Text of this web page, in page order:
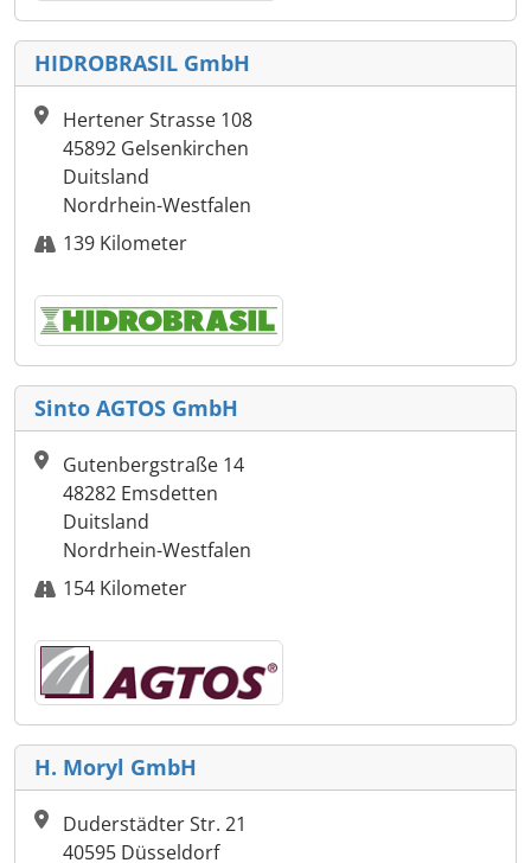
HIDROBRASIL GmbH
Hertener Strasse 108
45892 Gelsenkirchen
Duitsland
Nordrhein-Westfalen
139 Kilometer
Sinto AGTOS GmbH
Gutenbergstraße 14
48282 Emsdetten
Duitsland
Nordrhein-Westfalen
154 Kilometer
H. Moryl GmbH
Duderstädter Str. 21
40595 Düsseldorf